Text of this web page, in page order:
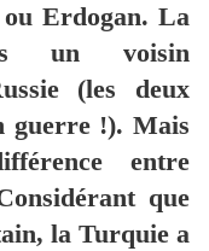
Erdogan. La
un voisin
(les deux
guerre !). Mais
entre
que
la Turquie a